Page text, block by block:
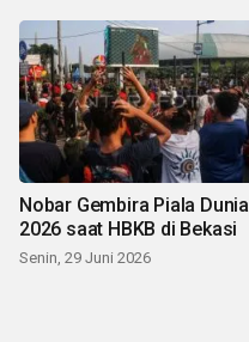
Nobar Gembira Piala Dunia
2026 saat HBKB di Bekasi
Senin, 29 Juni 2026